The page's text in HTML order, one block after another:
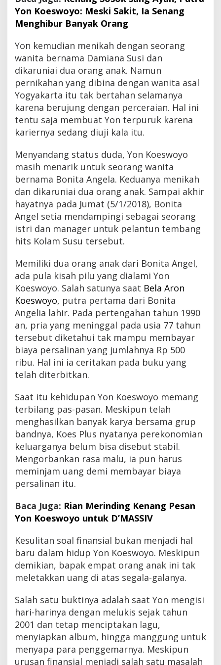
n
g
u
u
k
P
r
s
a
i
n
a
Yon Koeswoyo: Meski Sakit, Ia Senang
Menghibur Banyak Orang
Yon kemudian menikah dengan seorang
wanita bernama Damiana Susi dan
dikaruniai dua orang anak. Namun
pernikahan yang dibina dengan wanita asal
Yogyakarta itu tak bertahan selamanya
karena berujung dengan perceraian. Hal ini
tentu saja membuat Yon terpuruk karena
kariernya sedang diuji kala itu.
Menyandang status duda, Yon Koeswoyo
masih menarik untuk seorang wanita
bernama Bonita Angela. Keduanya menikah
dan dikaruniai dua orang anak. Sampai akhir
hayatnya pada Jumat (5/1/2018), Bonita
Angel setia mendampingi sebagai seorang
istri dan manager untuk pelantun tembang
hits Kolam Susu tersebut.
Memiliki dua orang anak dari Bonita Angel,
ada pula kisah pilu yang dialami Yon
Koeswoyo. Salah satunya saat Bela Aron
Koeswoyo, putra pertama dari Bonita
Angelia lahir. Pada pertengahan tahun 1990
an, pria yang meninggal pada usia 77 tahun
tersebut diketahui tak mampu membayar
biaya persalinan yang jumlahnya Rp 500
ribu. Hal ini ia ceritakan pada buku yang
telah diterbitkan.
Saat itu kehidupan Yon Koeswoyo memang
terbilang pas-pasan. Meskipun telah
menghasilkan banyak karya bersama grup
bandnya, Koes Plus nyatanya perekonomian
keluarganya belum bisa disebut stabil.
Mengorbankan rasa malu, ia pun harus
meminjam uang demi membayar biaya
persalinan itu.
Baca Juga: Rian Merinding Kenang Pesan
Yon Koeswoyo untuk D’MASSIV
Kesulitan soal finansial bukan menjadi hal
baru dalam hidup Yon Koeswoyo. Meskipun
demikian, bapak empat orang anak ini tak
meletakkan uang di atas segala-galanya.
Salah satu buktinya adalah saat Yon mengisi
hari-harinya dengan melukis sejak tahun
2001 dan tetap menciptakan lagu,
menyiapkan album, hingga manggung untuk
menyapa para penggemarnya. Meskipun
urusan finansial menjadi salah satu masalah